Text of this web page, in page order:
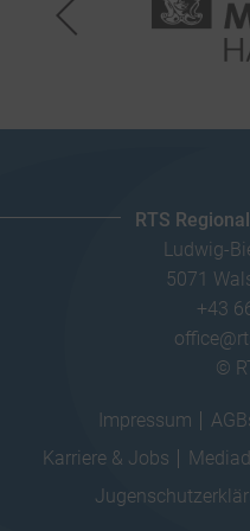
RTS
Ludwig-
5071
+43
©
Impressum
Karriere & Jobs